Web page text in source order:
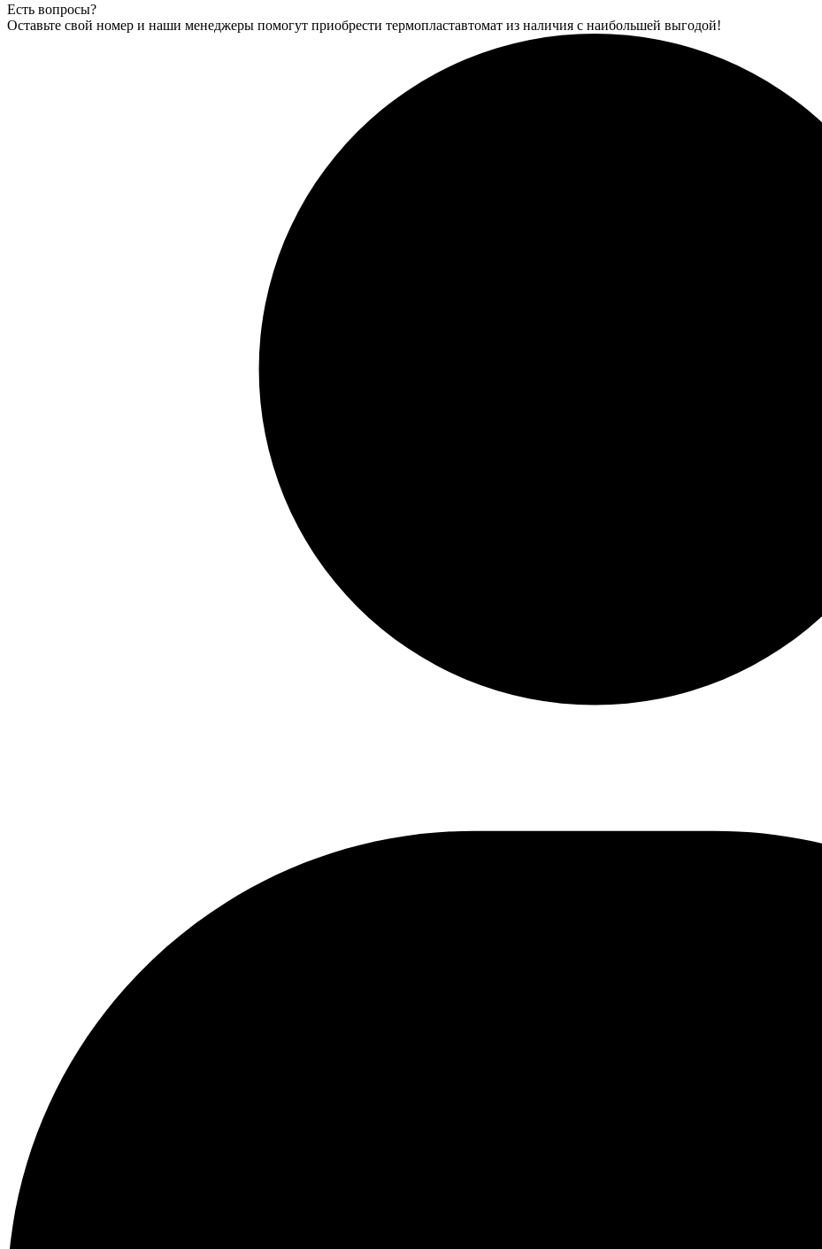
Есть вопросы?
Оставьте свой номер и наши менеджеры помогут приобрести термопластавтомат из наличия с наибольшей выгодой!